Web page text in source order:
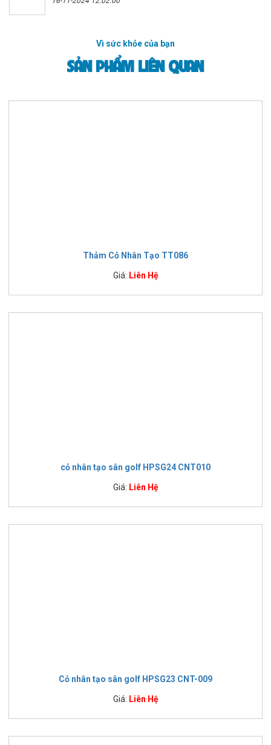
Vì sức khỏe của bạn
SẢN PHẨM LIÊN QUAN
Thảm Cỏ Nhân Tạo TT086
Giá: Liên Hệ
cỏ nhân tạo sân golf HPSG24 CNT010
Giá: Liên Hệ
Cỏ nhân tạo sân golf HPSG23 CNT-009
Giá: Liên Hệ